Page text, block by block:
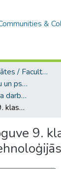
&
B4 – LU fakultātes / Faculties of the UL
A -- Izglītības zinātņu un psiholoģijas fakultāte / Faculty of Education Sciences and Psychology
Bakalaura un maģistra darbi (PPMF) / Bachelor's and Master's theses
Īru mežģīņu apguve 9. klasē mājturībā un tehnoloģijās
9.